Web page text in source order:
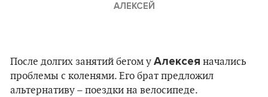
АЛЕКСЕЙ
После долгих занятий бегом у Алексея начались
проблемы с коленями. Его брат предложил
альтернативу – поездки на велосипеде.